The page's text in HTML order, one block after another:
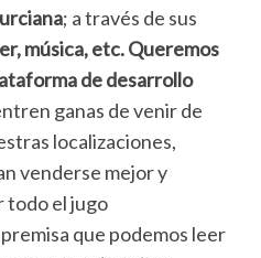
; a través de sus
música, etc. Queremos
de desarrollo
ganas de venir de
localizaciones,
venderse mejor y
todo el jugo
que podemos leer